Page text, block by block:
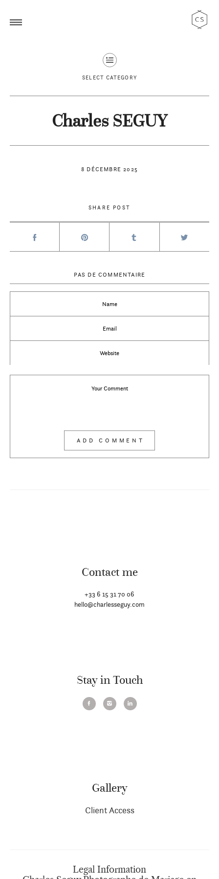
SELECT CATEGORY
8 DÉCEMBRE 2025
Charles SEGUY
SHARE POST
PAS DE COMMENTAIRE
Contact me
+33 6 15 31 70 06
hello@charlesseguy.com
Stay in Touch
Gallery
Client Access
Legal Information